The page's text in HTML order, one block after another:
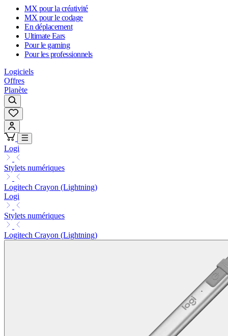
MX pour la créativité
MX pour le codage
En déplacement
Ultimate Ears
Pour le gaming
Pour les professionnels
Logiciels
Offres
Planète
Logi
Stylets numériques
Logitech Crayon (Lightning)
Logi
Stylets numériques
Logitech Crayon (Lightning)